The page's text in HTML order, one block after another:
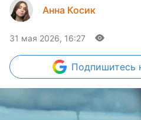
Анна Косик
31 мая 2026, 16:27
Подпишитесь